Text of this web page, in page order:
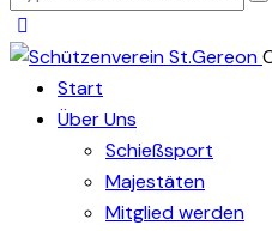
Start
Über Uns
Schießsport
Majestäten
Mitglied werden